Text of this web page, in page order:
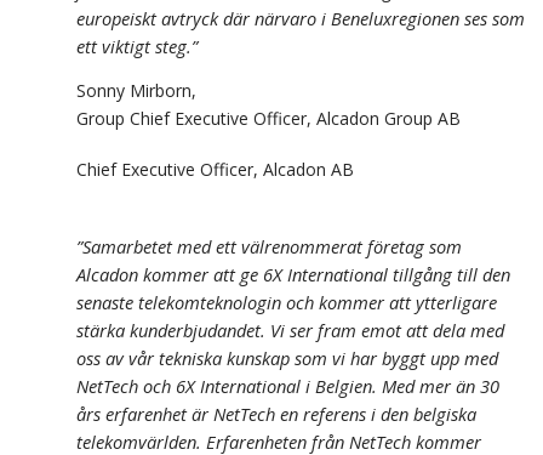
europeiskt avtryck där närvaro i Beneluxregionen ses som
ett viktigt steg.”
Sonny Mirborn,
Group Chief Executive Officer, Alcadon Group AB
Chief Executive Officer, Alcadon AB
”Samarbetet med ett välrenommerat företag som
Alcadon kommer att ge 6X International tillgång till den
senaste telekomteknologin och kommer att ytterligare
stärka kunderbjudandet. Vi ser fram emot att dela med
oss av vår tekniska kunskap som vi har byggt upp med
NetTech och 6X International i Belgien. Med mer än 30
års erfarenhet är NetTech en referens i den belgiska
telekomvärlden. Erfarenheten från NetTech kommer